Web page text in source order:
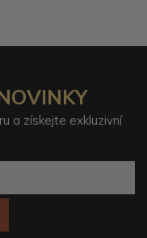
a získejte exkluzivní